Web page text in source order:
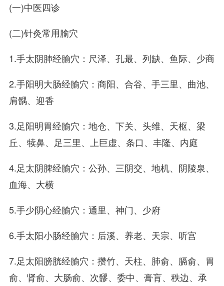
(一)中医四诊
(二)针灸常用腧穴
1.手太阴肺经腧穴：尺泽、孔最、列缺、鱼际、少商
2.手阳明大肠经腧穴：商阳、合谷、手三里、曲池、
肩髃、迎香
3.足阳明胃经腧穴：地仓、下关、头维、天枢、梁
丘、犊鼻、足三里、上巨虚、条口、丰隆、内庭
4.足太阴脾经腧穴：公孙、三阴交、地机、阴陵泉、
血海、大横
5.手少阴心经腧穴：通里、神门、少府
6.手太阳小肠经腧穴：后溪、养老、天宗、听宫
7.足太阳膀胱经腧穴：攒竹、天柱、肺俞、膈俞、胃
俞、肾俞、大肠俞、次髎、委中、膏肓、秩边、承